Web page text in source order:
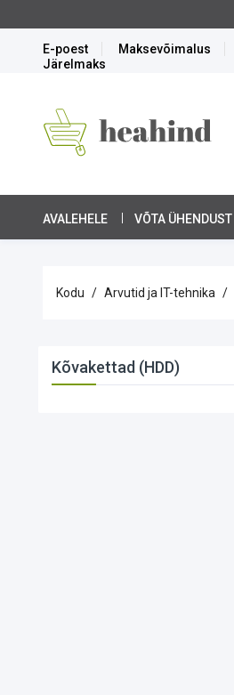
E-poest Maksevõimalus
Järelmaks
AVALEHELE VÕTA ÜHENDUST
Kodu Arvutid ja IT-tehnika
Kõvakettad (HDD)